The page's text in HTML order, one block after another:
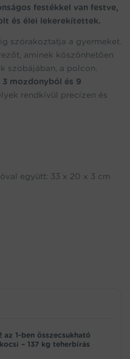
festékkel van festve,
és élei lekerekítettek.
szórakoztatja a gyermeket.
aminek köszönhetően
szobájában, a polcon.
3 mozdonyból és 9
rendkívül precízen és
együtt: 33 x 20 x 3 cm
1-ben összecsukható
– 137 kg teherbírás